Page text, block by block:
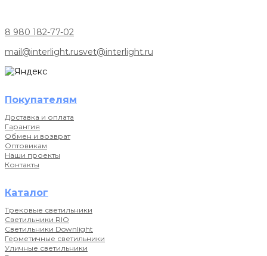
8 980 182-77-02
mail@interlight.rusvet@interlight.ru
Покупателям
Доставка и оплата
Гарантия
Обмен и возврат
Оптовикам
Наши проекты
Контакты
Каталог
Трековые светильники
Светильники RIO
Светильники Downlight
Герметичные светильники
Уличные светильники